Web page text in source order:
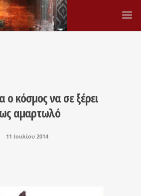
ο κόσμος να σε ξέρει
ως αμαρτωλό
11 Ιουλίου 2014